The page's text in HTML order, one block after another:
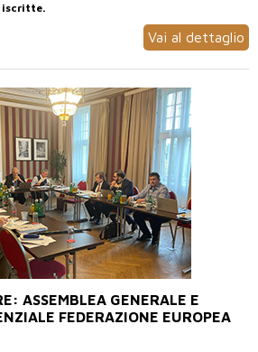
iscritte.
Vai al dettaglio
ASSEMBLEA GENERALE E
FEDERAZIONE EUROPEA